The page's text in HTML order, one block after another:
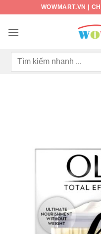
nội
WOWMART.VN |
Tìm